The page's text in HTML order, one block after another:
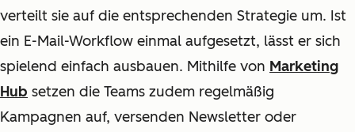
verteilt sie auf die entsprechenden Strategie um. Ist
ein E-Mail-Workflow einmal aufgesetzt, lässt er sich
spielend einfach ausbauen. Mithilfe von Marketing
Hub setzen die Teams zudem regelmäßig
Kampagnen auf, versenden Newsletter oder